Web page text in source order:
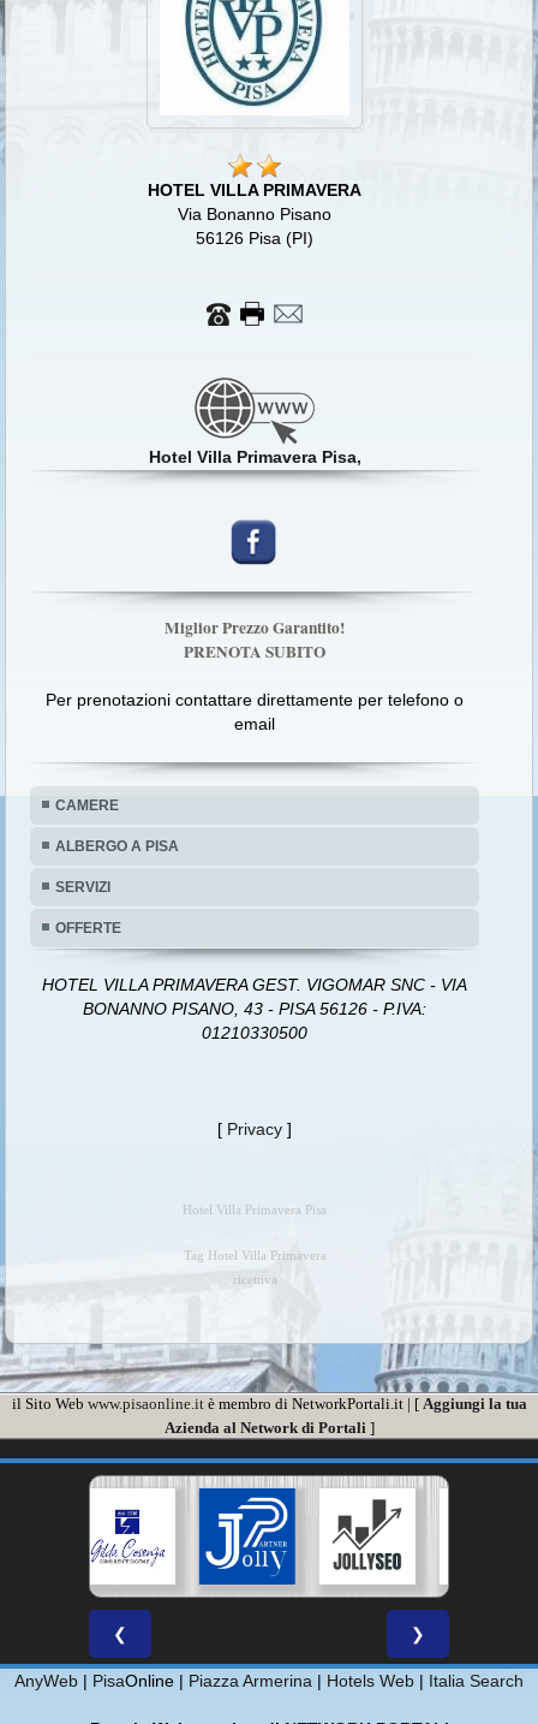
HOTEL VILLA PRIMAVERA
Via Bonanno Pisano
56126 Pisa (PI)
Hotel Villa Primavera Pisa,
Miglior Prezzo Garantito!
PRENOTA SUBITO
Per prenotazioni contattare direttamente per telefono o
email
CAMERE
ALBERGO A PISA
SERVIZI
OFFERTE
HOTEL VILLA PRIMAVERA GEST. VIGOMAR SNC - VIA
BONANNO PISANO, 43 - PISA 56126 - P.IVA:
01210330500
[ Privacy ]
Hotel Villa Primavera Pisa
Tag Hotel Villa Primavera
ricettiva
il Sito Web www.pisaonline.itè membro di NetworkPortali.it | [ Aggiungi la tua
Azienda al Network di Portali ]
❮ ❯
AnyWeb | PisaOnline | Piazza Armerina | Hotels Web | Italia Search